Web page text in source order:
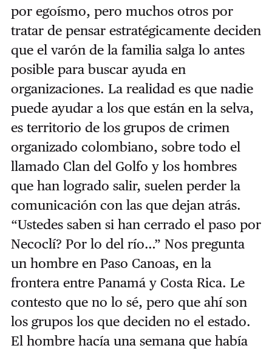
por egoísmo, pero muchos otros por
tratar de pensar estratégicamente deciden
que el varón de la familia salga lo antes
posible para buscar ayuda en
organizaciones. La realidad es que nadie
puede ayudar a los que están en la selva,
es territorio de los grupos de crimen
organizado colombiano, sobre todo el
llamado Clan del Golfo y los hombres
que han logrado salir, suelen perder la
comunicación con las que dejan atrás.
“Ustedes saben si han cerrado el paso por
Necoclí? Por lo del río…” Nos pregunta
un hombre en Paso Canoas, en la
frontera entre Panamá y Costa Rica. Le
contesto que no lo sé, pero que ahí son
los grupos los que deciden no el estado.
El hombre hacía una semana que había